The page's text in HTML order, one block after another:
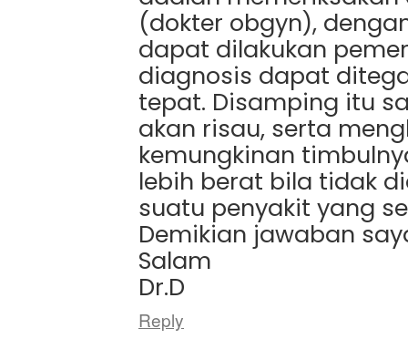
(dokter obgyn),
dapat dilakukan
diagnosis dapat
tepat. Disamping itu
akan risau, serta
kemungkinan
lebih berat bila tidak
suatu penyakit yang
Demikian jawaban
Salam
Dr.D
Reply